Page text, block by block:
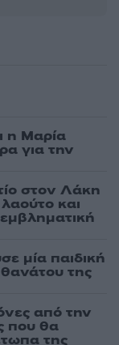
η Μαρία
για την
στον Λάκη
και
μία παιδική
της
από την
που θα
της